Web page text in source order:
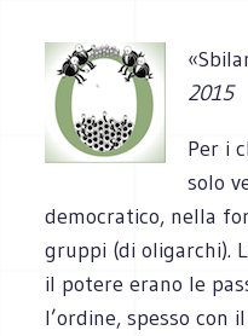
2015
Per i
solo
democratico, nella
gruppi (di oligarchi).
il potere erano le
l’ordine, spesso con